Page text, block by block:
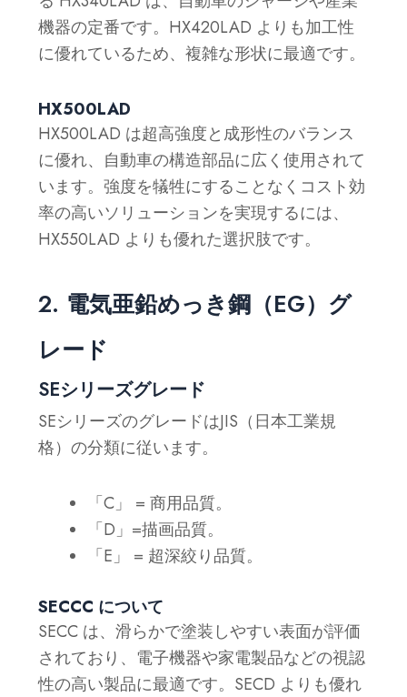
機器の定番です。HX420LAD よりも加工性
に優れているため、複雑な形状に最適です。
HX500LAD
HX500LAD は超高強度と成形性のバランス
に優れ、自動車の構造部品に広く使用されて
います。強度を犠牲にすることなくコスト効
率の高いソリューションを実現するには、
HX550LAD よりも優れた選択肢です。
2. 電気亜鉛めっき鋼（EG）グ
レード
SEシリーズグレード
SEシリーズのグレードはJIS（日本工業規
格）の分類に従います。
「C」 = 商用品質。
「D」=描画品質。
「E」 = 超深絞り品質。
SECCC について
SECC は、滑らかで塗装しやすい表面が評価
されており、電子機器や家電製品などの視認
性の高い製品に最適です。SECD よりも優れ